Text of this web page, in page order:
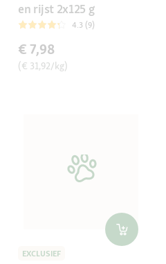
en rijst 2x125 g
4.3 (9)
€ 7,98
(€ 31,92/kg)
EXCLUSIEF